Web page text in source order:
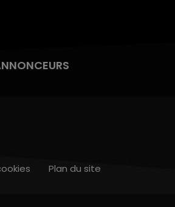
Plan du site